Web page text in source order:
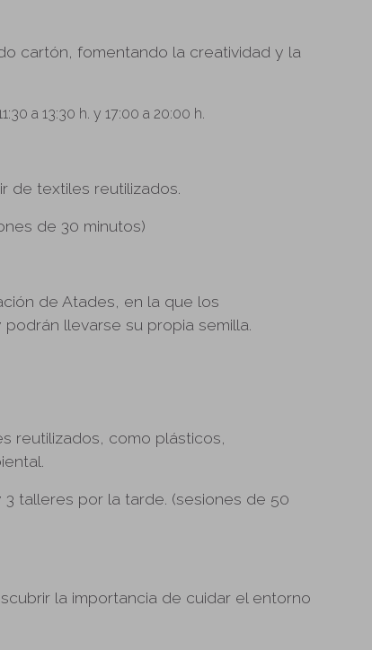
cartón, fomentando la creatividad y la
a 13:30 h. y 17:00 a 20:00 h.
de textiles reutilizados.
de 30 minutos)
de Atades, en la que los
llevarse su propia semilla.
reutilizados, como plásticos,
talleres por la tarde. (sesiones de 50
la importancia de cuidar el entorno